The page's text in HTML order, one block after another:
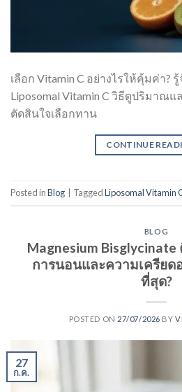
เลือก Vitamin C อย่างไรให้คุ้มค่า?
Liposomal Vitamin C วิธีดูปริมาณ
ตัดสินใจเลือกทาน
CONTINUE
Posted inBlog TaggedLiposomal Vitamin
BLOG
Magnesium Bisglycinate
การนอนและความเครียด
ที่สุด?
POSTED ON 27/07/2026 BY
27
ก.ค.